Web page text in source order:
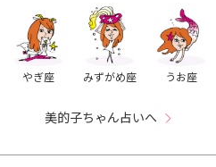
やぎ座 みずがめ座 うお座
美的子ちゃん占いへ